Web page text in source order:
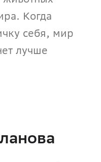
Когда
себя, мир
лучше